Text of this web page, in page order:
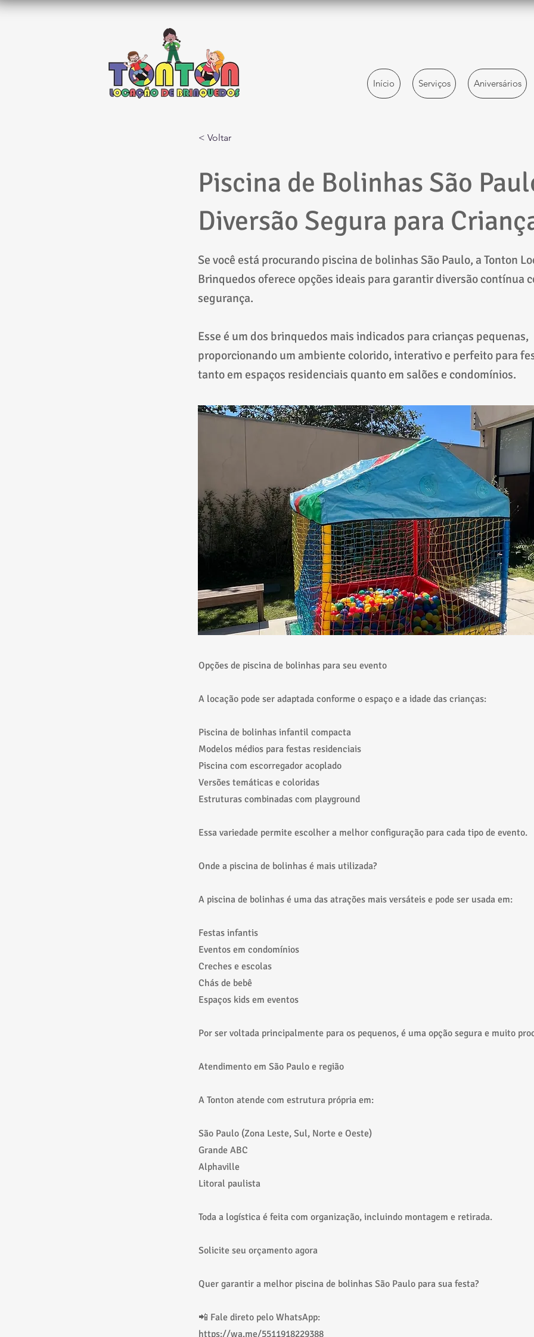
Início Serviços Aniversários
< Voltar
Piscina de Bolinhas São
Diversão Segura para
Se você está procurando piscina de bolinhas São Paulo, a Tonton
Brinquedos oferece opções ideais para garantir diversão contínua
segurança.
Esse é um dos brinquedos mais indicados para crianças pequenas,
proporcionando um ambiente colorido, interativo e perfeito para
tanto em espaços residenciais quanto em salões e condomínios.
Opções de piscina de bolinhas para seu evento
A locação pode ser adaptada conforme o espaço e a idade das crianças:
Piscina de bolinhas infantil compacta
Modelos médios para festas residenciais
Piscina com escorregador acoplado
Versões temáticas e coloridas
Estruturas combinadas com playground
Essa variedade permite escolher a melhor configuração para cada tipo de evento.
Onde a piscina de bolinhas é mais utilizada?
A piscina de bolinhas é uma das atrações mais versáteis e pode ser usada em:
Festas infantis
Eventos em condomínios
Creches e escolas
Chás de bebê
Espaços kids em eventos
Por ser voltada principalmente para os pequenos, é uma opção segura e muito
Atendimento em São Paulo e região
A Tonton atende com estrutura própria em:
São Paulo (Zona Leste, Sul, Norte e Oeste)
Grande ABC
Alphaville
Litoral paulista
Toda a logística é feita com organização, incluindo montagem e retirada.
Solicite seu orçamento agora
Quer garantir a melhor piscina de bolinhas São Paulo para sua festa?
📲 Fale direto pelo WhatsApp:
https://wa.me/5511918229388